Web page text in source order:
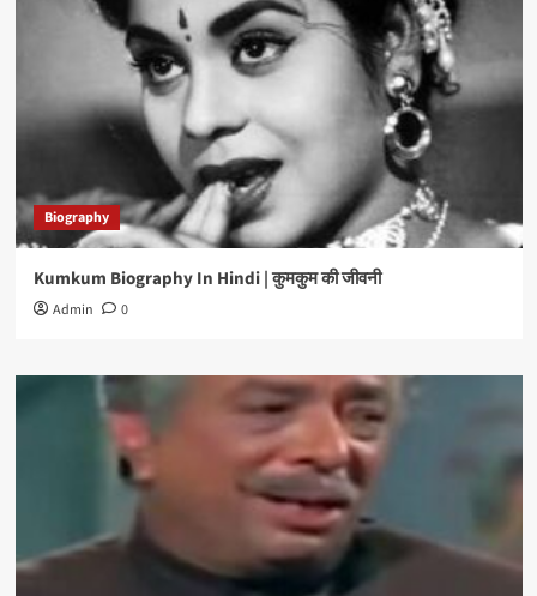
Biography
Kumkum Biography In Hindi | कुमकुम की जीवनी
Admin 0